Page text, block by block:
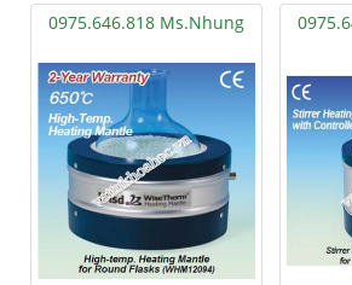
0975.646.818 Ms.Nhung